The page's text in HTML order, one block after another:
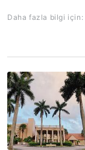
Daha fazla bilgi için: